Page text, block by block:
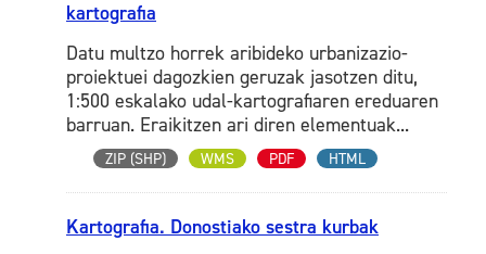
kartografia
Datu multzo horrek aribideko urbanizazio-
proiektuei dagozkien geruzak jasotzen ditu,
1:500 eskalako udal-kartografiaren ereduaren
barruan. Eraikitzen ari diren elementuak...
ZIP (SHP) WMS PDF HTML
Kartografia. Donostiako sestra kurbak